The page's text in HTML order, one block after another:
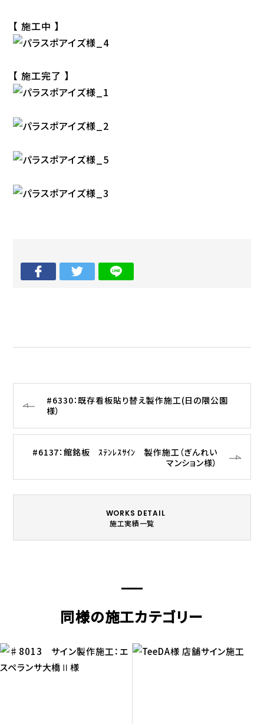
【 施工中 】
【 施工完了 】
#6330：既存看板貼り替え製作施工(日の隈公園
様）
#6137：館銘板 ｽﾃﾝﾚｽｻｲﾝ 製作施工（ぎんれい
マンション様）
WORKS DETAIL
施工実績一覧
同様の施工カテゴリー